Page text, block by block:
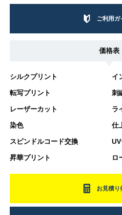
ご利用ガ
価格表
シルクプリント イ
転写プリント 刺
レーザーカット ラ
染色 仕
スピンドルコード交換
昇華プリント ロ
お見積り